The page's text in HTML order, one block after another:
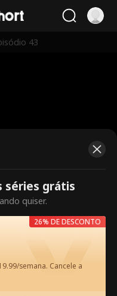
43
Desbloqueie
séries grátis
quiser.
semana. Cancele a
26% DE DESCONTO